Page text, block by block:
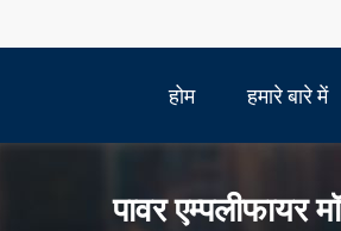
होम हमारे बारे में
पावर एम्पलीफायर